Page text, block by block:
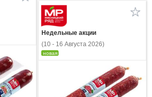
Недельные акции
(10 - 16 Августа 2026)
новая